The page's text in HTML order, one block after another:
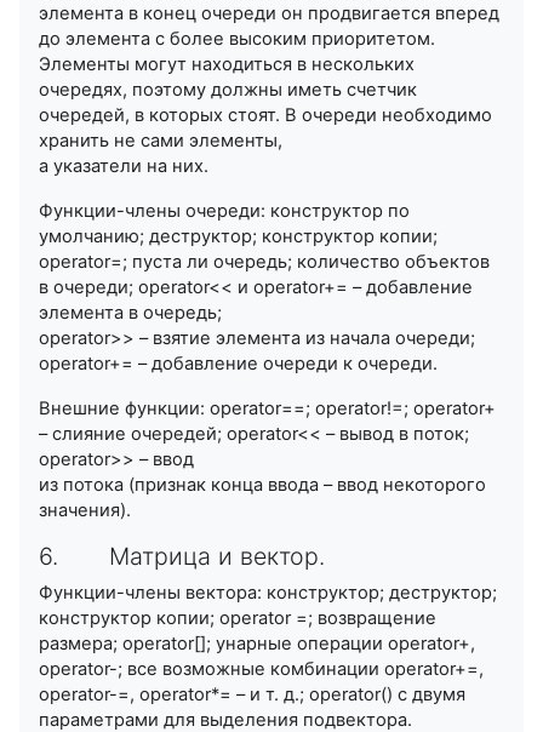
элемента в конец очереди он продвигается вперед
до элемента с более высоким приоритетом.
Элементы могут находиться в нескольких
очередях, поэтому должны иметь счетчик
очередей, в которых стоят. В очереди необходимо
хранить не сами элементы,
а указатели на них.
Функции-члены очереди: конструктор по
умолчанию; деструктор; конструктор копии;
operator=; пуста ли очередь; количество объектов
в очереди; operator<< и operator+= – добавление
элемента в очередь;
operator>> – взятие элемента из начала очереди;
operator+= – добавление очереди к очереди.
Внешние функции: operator==; operator!=; operator+
– слияние очередей; operator<< – вывод в поток;
operator>> – ввод
из потока (признак конца ввода – ввод некоторого
значения).
6. Матрица и вектор.
Функции-члены вектора: конструктор; деструктор;
конструктор копии; operator =; возвращение
размера; operator[]; унарные операции operator+,
operator-; все возможные комбинации operator+=,
operator-=, operator*= – и т. д.; operator() с двумя
параметрами для выделения подвектора.